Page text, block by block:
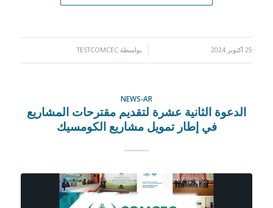
25 أكتوبر 2024 بواسطة TESTCOMCEC
NEWS-AR
الدعوة الثانية عشرة لتقديم مقترحات المشاريع
في إطار تمويل مشاريع الكومسيك